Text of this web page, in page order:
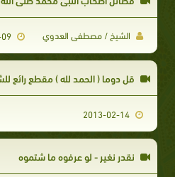
الشيخ / مصطفى العدوي
قل دوما ( الحمد لله ) مقطع رائع
نقدر نغير - لو عرفوه ما شتموه